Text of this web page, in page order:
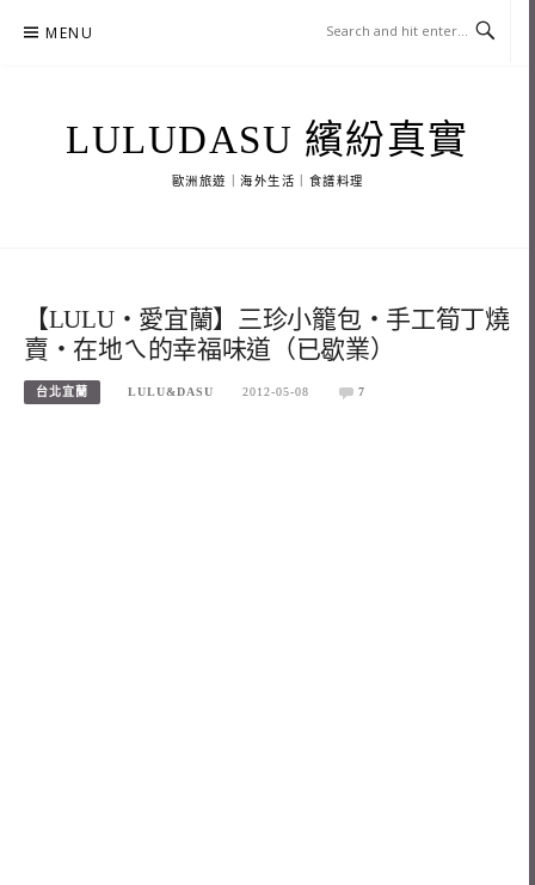
MENU
LULUDASU 繽紛真實
歐洲旅遊｜海外生活｜食譜料理
【LULU‧愛宜蘭】三珍小籠包‧手工筍丁燒
賣‧在地ㄟ的幸福味道（已歇業）
台北宜蘭 LULU&DASU 2012-05-08 7